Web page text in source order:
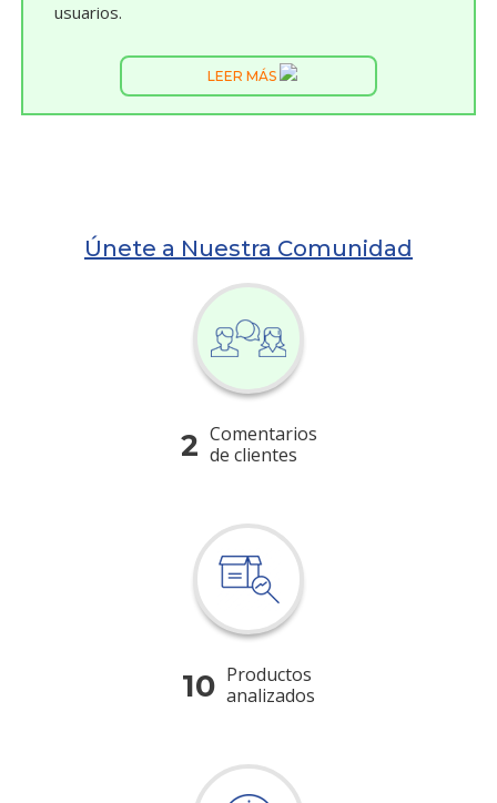
usuarios.
LEER MÁS
Únete a Nuestra Comunidad
2 Comentarios
de clientes
10 Productos
analizados